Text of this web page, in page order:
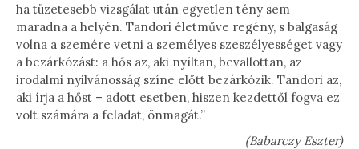
ha tüzetesebb vizsgálat után egyetlen tény sem
maradna a helyén. Tandori életműve regény, s balgaság
volna a szemére vetni a személyes szeszélyességet vagy
a bezárkózást: a hős az, aki nyíltan, bevallottan, az
irodalmi nyilvánosság színe előtt bezárkózik. Tandori az,
aki írja a hőst – adott esetben, hiszen kezdettől fogva ez
volt számára a feladat, önmagát.”
(Babarczy Eszter)